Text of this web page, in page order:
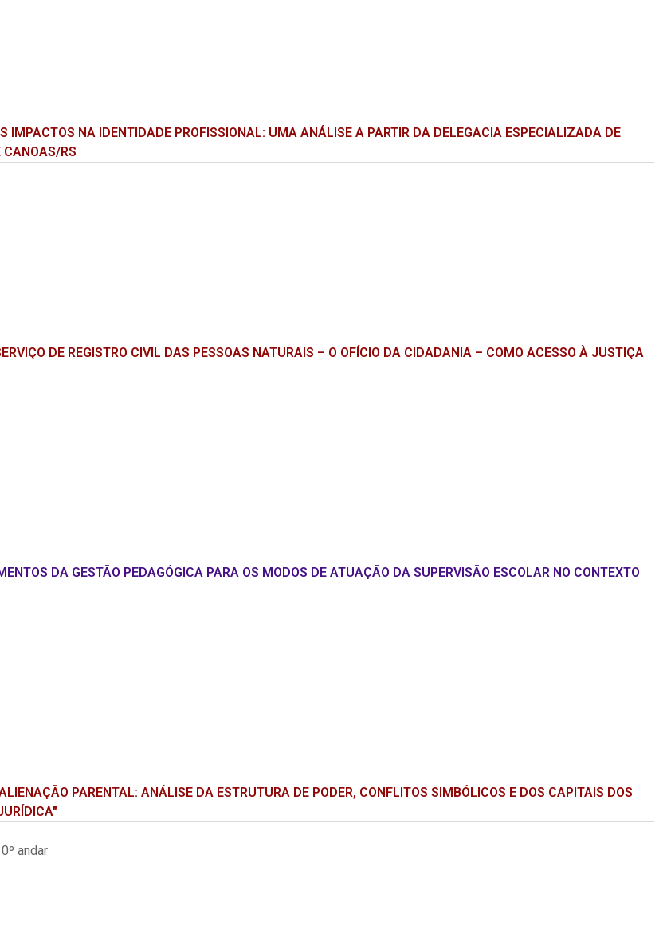
IMPACTOS NA IDENTIDADE PROFISSIONAL: UMA ANÁLISE A PARTIR DA DELEGACIA ESPECIALIZADA DE
CANOAS/RS
DE REGISTRO CIVIL DAS PESSOAS NATURAIS – O OFÍCIO DA CIDADANIA – COMO ACESSO À JUSTIÇA
DA GESTÃO PEDAGÓGICA PARA OS MODOS DE ATUAÇÃO DA SUPERVISÃO ESCOLAR NO CONTEXTO
PARENTAL: ANÁLISE DA ESTRUTURA DE PODER, CONFLITOS SIMBÓLICOS E DOS CAPITAIS DOS
andar